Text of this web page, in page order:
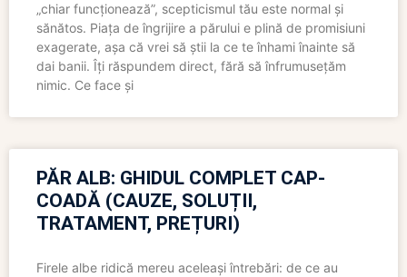
„chiar funcționează”, scepticismul tău este normal și
sănătos. Piața de îngrijire a părului e plină de promisiuni
exagerate, așa că vrei să știi la ce te înhami înainte să
dai banii. Îți răspundem direct, fără să înfrumusețăm
nimic. Ce face și
PĂR ALB: GHIDUL COMPLET CAP-
COADĂ (CAUZE, SOLUȚII,
TRATAMENT, PREȚURI)
Firele albe ridică mereu aceleași întrebări: de ce au